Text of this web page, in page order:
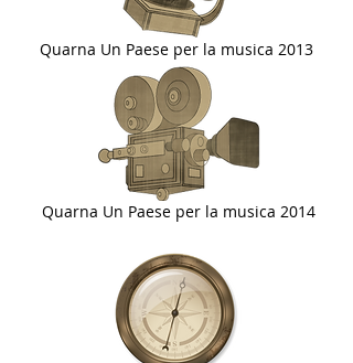
Quarna Un Paese per la musica 2013
Quarna Un Paese per la musica 2014